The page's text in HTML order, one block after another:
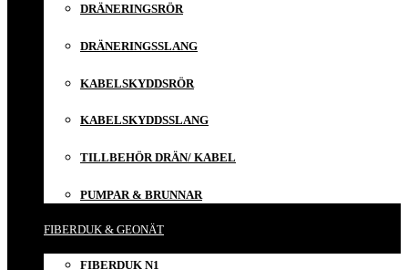
DRÄNERINGSRÖR
DRÄNERINGSSLANG
KABELSKYDDSRÖR
KABELSKYDDSSLANG
TILLBEHÖR DRÄN/ KABEL
PUMPAR & BRUNNAR
FIBERDUK & GEONÄT
FIBERDUK N1